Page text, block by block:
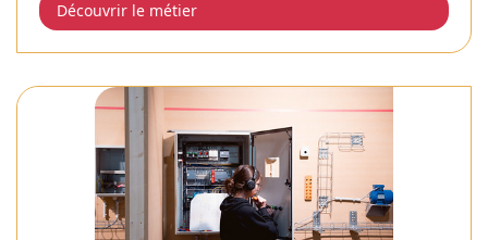
Découvrir le métier